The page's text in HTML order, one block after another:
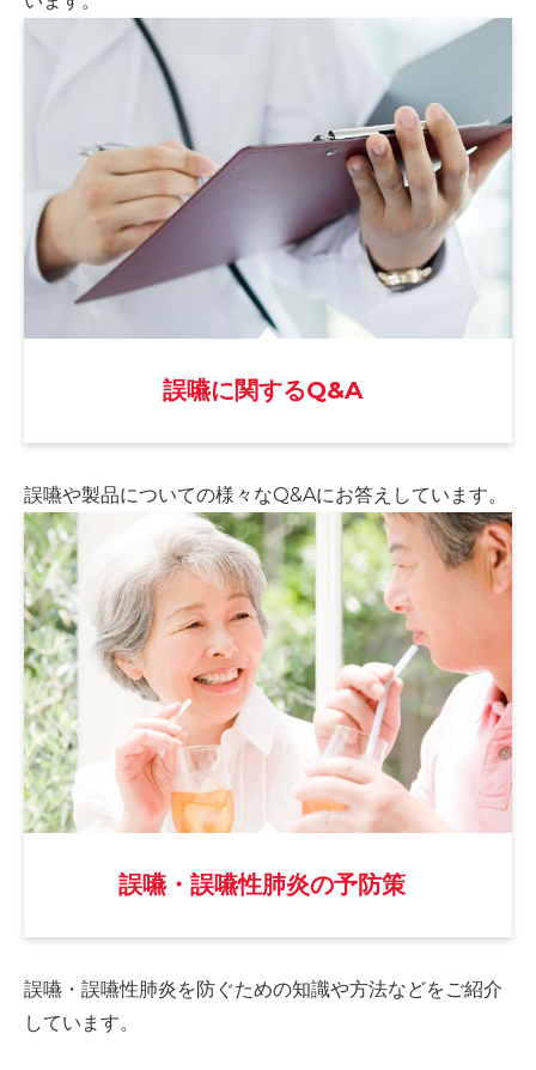
誤嚥に関するQ&A
誤嚥や製品についての様々なQ&Aにお答えしています。
誤嚥・誤嚥性肺炎の予防策
誤嚥・誤嚥性肺炎を防ぐための知識や方法などをご紹介
しています。